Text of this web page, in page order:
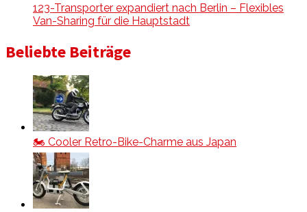
123-Transporter expandiert nach Berlin – Flexibles
Van-Sharing für die Hauptstadt
Beliebte Beiträge
🏍️ Cooler Retro-Bike-Charme aus Japan